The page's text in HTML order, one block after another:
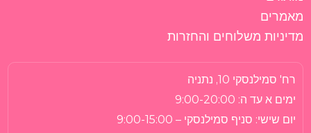
רח' סמילנסקי 10, נתניה
ימים א עד ה: 9:00-20:00
יום שישי: סניף סמילנסקי – 9:00-15:00
מאמרים
מדיניות משלוחים והחזרות